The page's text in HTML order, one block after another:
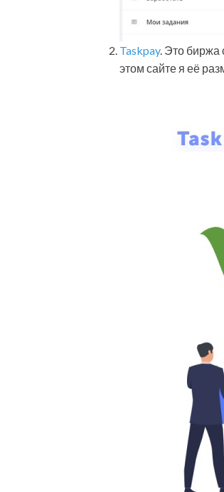
Taskpay. Это биржа
этом сайте я её